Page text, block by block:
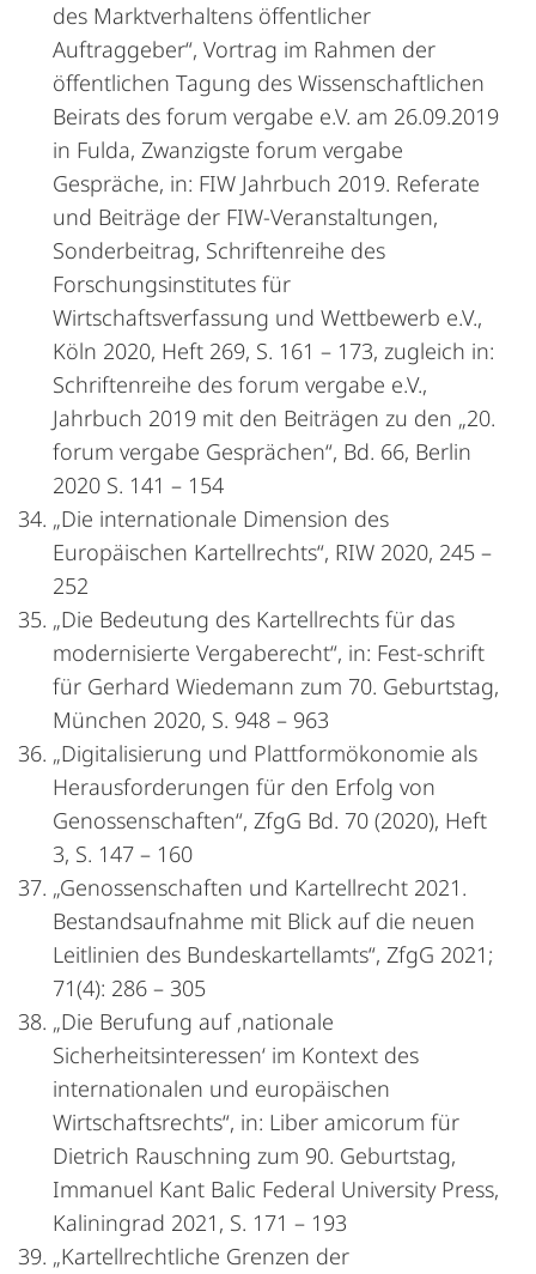
des Marktverhaltens öffentlicher
Auftraggeber“, Vortrag im Rahmen der
öffentlichen Tagung des Wissenschaftlichen
Beirats des forum vergabe e.V. am 26.09.2019
in Fulda, Zwanzigste forum vergabe
Gespräche, in: FIW Jahrbuch 2019. Referate
und Beiträge der FIW-Veranstaltungen,
Sonderbeitrag, Schriftenreihe des
Forschungsinstitutes für
Wirtschaftsverfassung und Wettbewerb e.V.,
Köln 2020, Heft 269, S. 161 – 173, zugleich in:
Schriftenreihe des forum vergabe e.V.,
Jahrbuch 2019 mit den Beiträgen zu den „20.
forum vergabe Gesprächen“, Bd. 66, Berlin
2020 S. 141 – 154
„Die internationale Dimension des
Europäischen Kartellrechts“, RIW 2020, 245 –
252
„Die Bedeutung des Kartellrechts für das
modernisierte Vergaberecht“, in: Fest-schrift
für Gerhard Wiedemann zum 70. Geburtstag,
München 2020, S. 948 – 963
„Digitalisierung und Plattformökonomie als
Herausforderungen für den Erfolg von
Genossenschaften“, ZfgG Bd. 70 (2020), Heft
3, S. 147 – 160
„Genossenschaften und Kartellrecht 2021.
Bestandsaufnahme mit Blick auf die neuen
Leitlinien des Bundeskartellamts“, ZfgG 2021;
71(4): 286 – 305
„Die Berufung auf ‚nationale
Sicherheitsinteressen‘ im Kontext des
internationalen und europäischen
Wirtschaftsrechts“, in: Liber amicorum für
Dietrich Rauschning zum 90. Geburtstag,
Immanuel Kant Balic Federal University Press,
Kaliningrad 2021, S. 171 – 193
„Kartellrechtliche Grenzen der